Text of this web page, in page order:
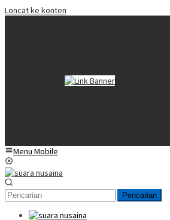
Loncat ke konten
Menu Mobile
Pencarian